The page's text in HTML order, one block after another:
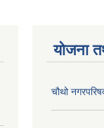
योजना
चौथो